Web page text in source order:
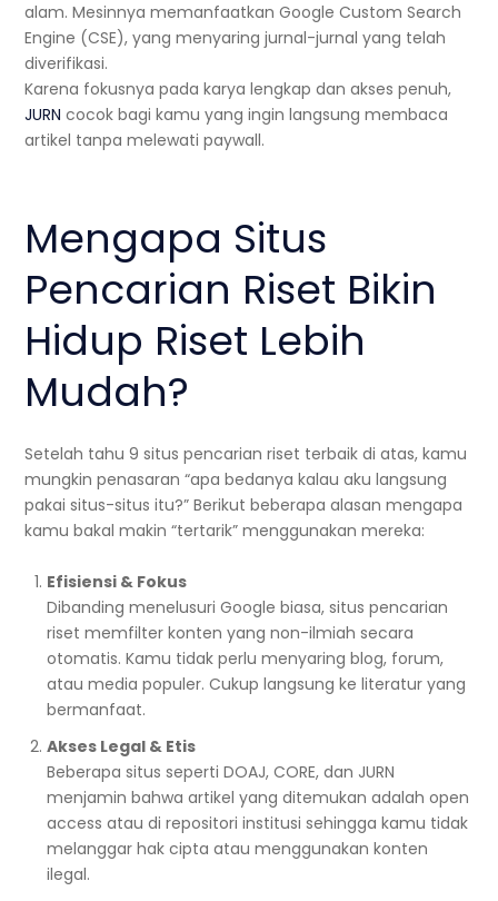
alam. Mesinnya memanfaatkan Google Custom Search
Engine (CSE), yang menyaring jurnal-jurnal yang telah
diverifikasi.
Karena fokusnya pada karya lengkap dan akses penuh,
JURN cocok bagi kamu yang ingin langsung membaca
artikel tanpa melewati paywall.
Mengapa Situs
Pencarian Riset Bikin
Hidup Riset Lebih
Mudah?
Setelah tahu 9 situs pencarian riset terbaik di atas, kamu
mungkin penasaran “apa bedanya kalau aku langsung
pakai situs-situs itu?” Berikut beberapa alasan mengapa
kamu bakal makin “tertarik” menggunakan mereka:
Efisiensi & Fokus
Dibanding menelusuri Google biasa, situs pencarian
riset memfilter konten yang non-ilmiah secara
otomatis. Kamu tidak perlu menyaring blog, forum,
atau media populer. Cukup langsung ke literatur yang
bermanfaat.
Akses Legal & Etis
Beberapa situs seperti DOAJ, CORE, dan JURN
menjamin bahwa artikel yang ditemukan adalah open
access atau di repositori institusi sehingga kamu tidak
melanggar hak cipta atau menggunakan konten
ilegal.